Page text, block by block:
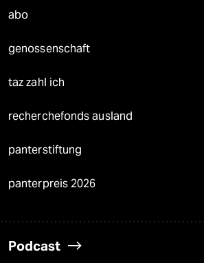
abo
genossenschaft
taz zahl ich
recherchefonds ausland
panterstiftung
panterpreis 2026
Podcast